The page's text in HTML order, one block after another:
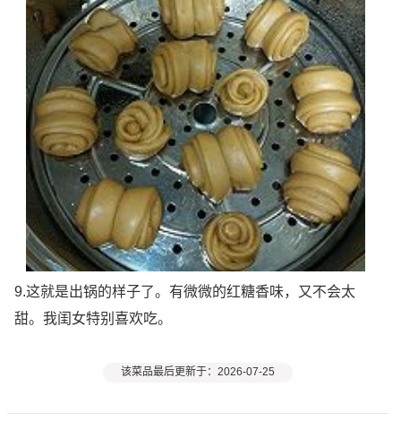
9.这就是出锅的样子了。有微微的红糖香味，又不会太
甜。我闺女特别喜欢吃。
该菜品最后更新于：2026-07-25